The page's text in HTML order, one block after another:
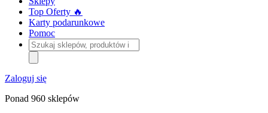
Top Oferty 🔥
Karty podarunkowe
Pomoc
Szukaj
sklepów,
produktów
i
kategorii
Zaloguj się
Ponad 960 sklepów